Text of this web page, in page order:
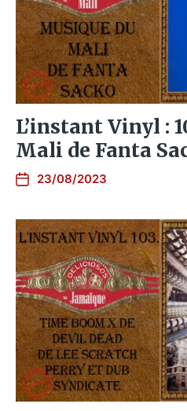
L’instant Vinyl :
Mali de Fanta
23/08/2023